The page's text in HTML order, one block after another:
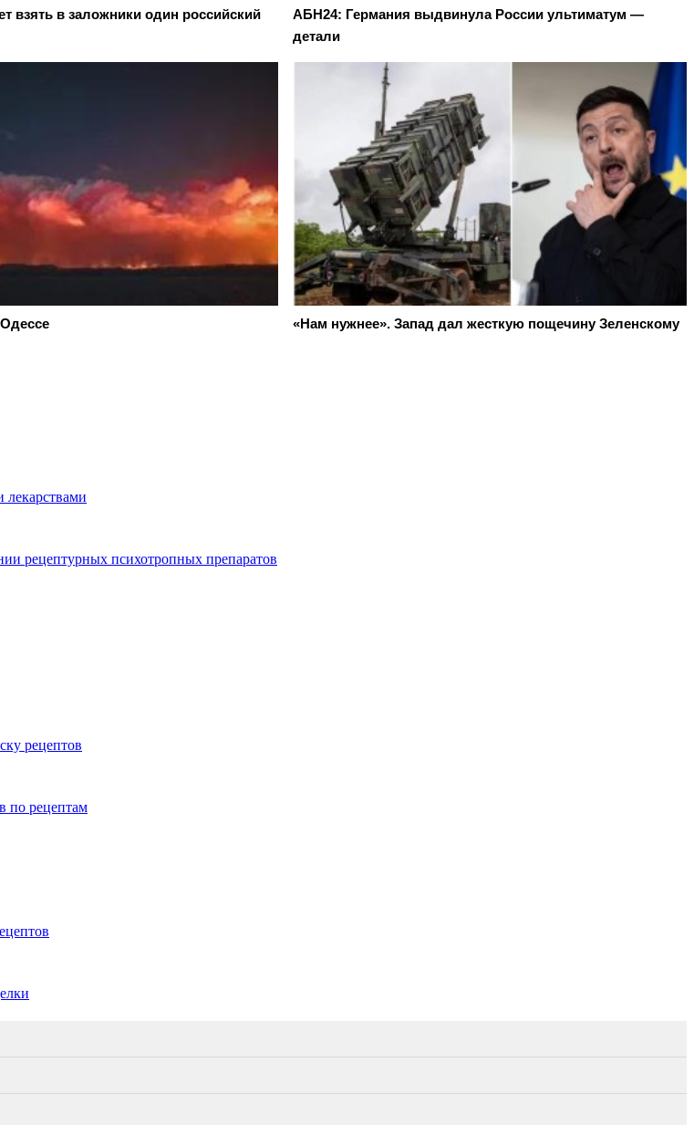
взять в заложники один российский
АБН24: Германия выдвинула России ультиматум —
детали
«Нам нужнее». Запад дал жесткую пощечину Зеленскому
рецептурных психотропных препаратов
рецептов
по рецептам